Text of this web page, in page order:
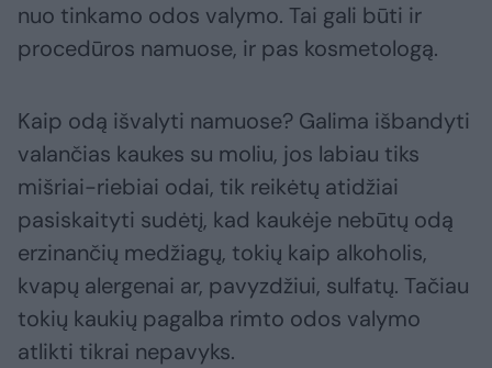
nuo tinkamo odos valymo. Tai gali būti ir
procedūros namuose, ir pas kosmetologą.
Kaip odą išvalyti namuose? Galima išbandyti
valančias kaukes su moliu, jos labiau tiks
mišriai-riebiai odai, tik reikėtų atidžiai
pasiskaityti sudėtį, kad kaukėje nebūtų odą
erzinančių medžiagų, tokių kaip alkoholis,
kvapų alergenai ar, pavyzdžiui, sulfatų. Tačiau
tokių kaukių pagalba rimto odos valymo
atlikti tikrai nepavyks.